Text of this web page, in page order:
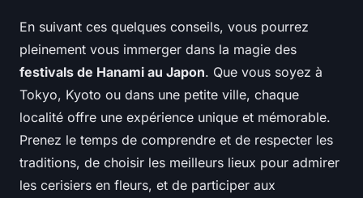
En suivant ces quelques conseils, vous pourrez
pleinement vous immerger dans la magie des
festivals de Hanami au Japon. Que vous soyez à
Tokyo, Kyoto ou dans une petite ville, chaque
localité offre une expérience unique et mémorable.
Prenez le temps de comprendre et de respecter les
traditions, de choisir les meilleurs lieux pour admirer
les cerisiers en fleurs, et de participer aux